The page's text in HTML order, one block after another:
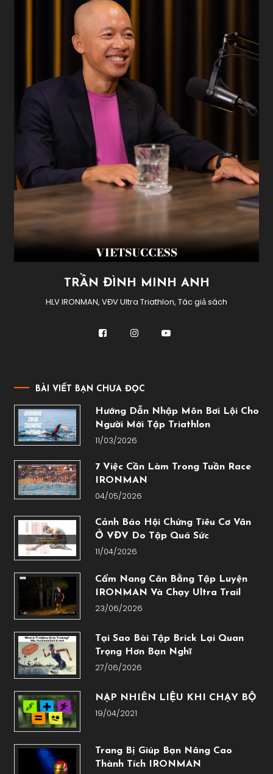
TRẦN ĐÌNH MINH ANH
HLV IRONMAN, VĐV Ultra Triathlon, Tác giả sách
BÀI VIẾT BẠN CHƯA ĐỌC
Hướng Dẫn Nhập Môn Bơi Lội Cho
Người Mới Tập Triathlon
11/03/2026
7 Việc Cần Làm Trong Tuần Race
IRONMAN
04/05/2026
Cảnh Báo Hội Chứng Tiêu Cơ Vân
Ở VĐV Do Tập Quá Sức
11/04/2026
Cẩm Nang Cân Bằng Tập Luyện
IRONMAN Và Chạy Ultra Trail
23/06/2026
Tại Sao Bài Tập Brick Lại Quan
Trọng Hơn Bạn Nghĩ
27/06/2026
NẠP NHIÊN LIỆU KHI CHẠY BỘ
19/04/2021
Trang Bị Giúp Bạn Nâng Cao
Thành Tích IRONMAN